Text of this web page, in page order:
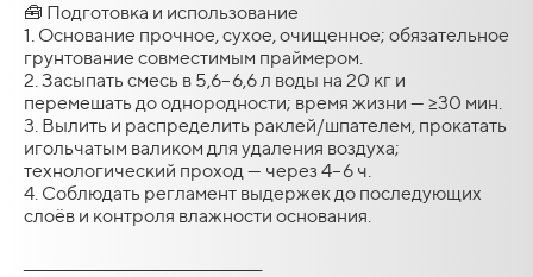
🧰 Подготовка и использование
1. Основание прочное, сухое, очищенное; обязательное
грунтование совместимым праймером.
2. Засыпать смесь в 5,6–6,6 л воды на 20 кг и
перемешать до однородности; время жизни — ≥30 мин.
3. Вылить и распределить раклей/шпателем, прокатать
игольчатым валиком для удаления воздуха;
технологический проход — через 4–6 ч.
4. Соблюдать регламент выдержек до последующих
слоёв и контроля влажности основания.